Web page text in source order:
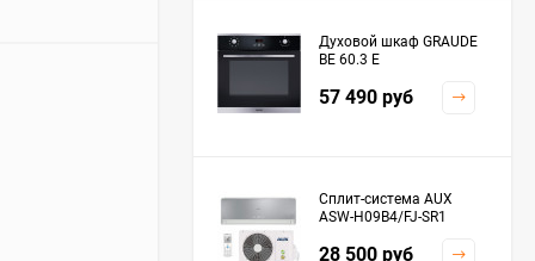
Духовой шкаф GRAUDE
BE 60.3 E
57 490 руб
Сплит-система AUX
ASW-H09B4/FJ-SR1
28 500 руб